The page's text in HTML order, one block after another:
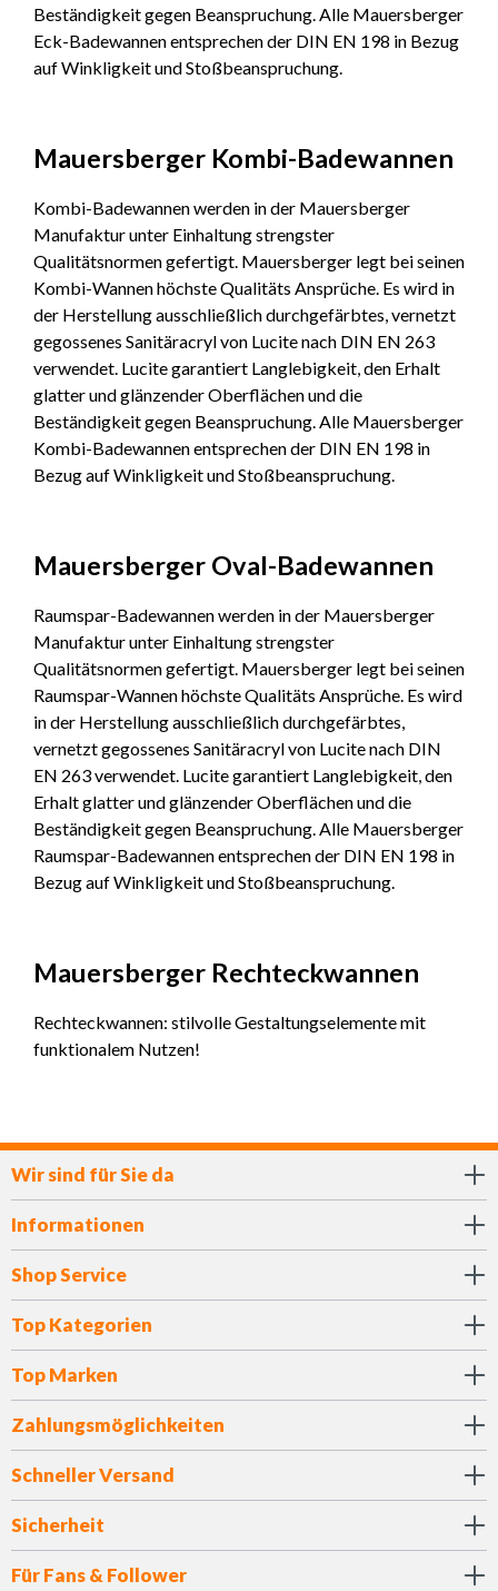
Beständigkeit gegen Beanspruchung. Alle Mauersberger
Eck-Badewannen entsprechen der DIN EN 198 in Bezug
auf Winkligkeit und Stoßbeanspruchung.
Mauersberger Kombi-Badewannen
Kombi-Badewannen werden in der Mauersberger
Manufaktur unter Einhaltung strengster
Qualitätsnormen gefertigt. Mauersberger legt bei seinen
Kombi-Wannen höchste Qualitäts Ansprüche. Es wird in
der Herstellung ausschließlich durchgefärbtes, vernetzt
gegossenes Sanitäracryl von Lucite nach DIN EN 263
verwendet. Lucite garantiert Langlebigkeit, den Erhalt
glatter und glänzender Oberflächen und die
Beständigkeit gegen Beanspruchung. Alle Mauersberger
Kombi-Badewannen entsprechen der DIN EN 198 in
Bezug auf Winkligkeit und Stoßbeanspruchung.
Mauersberger Oval-Badewannen
Raumspar-Badewannen werden in der Mauersberger
Manufaktur unter Einhaltung strengster
Qualitätsnormen gefertigt. Mauersberger legt bei seinen
Raumspar-Wannen höchste Qualitäts Ansprüche. Es wird
in der Herstellung ausschließlich durchgefärbtes,
vernetzt gegossenes Sanitäracryl von Lucite nach DIN
EN 263 verwendet. Lucite garantiert Langlebigkeit, den
Erhalt glatter und glänzender Oberflächen und die
Beständigkeit gegen Beanspruchung. Alle Mauersberger
Raumspar-Badewannen entsprechen der DIN EN 198 in
Bezug auf Winkligkeit und Stoßbeanspruchung.
Mauersberger Rechteckwannen
Rechteckwannen: stilvolle Gestaltungselemente mit
funktionalem Nutzen!
Wir sind für Sie da
Informationen
Shop Service
Top Kategorien
Top Marken
Zahlungsmöglichkeiten
Schneller Versand
Sicherheit
Für Fans & Follower